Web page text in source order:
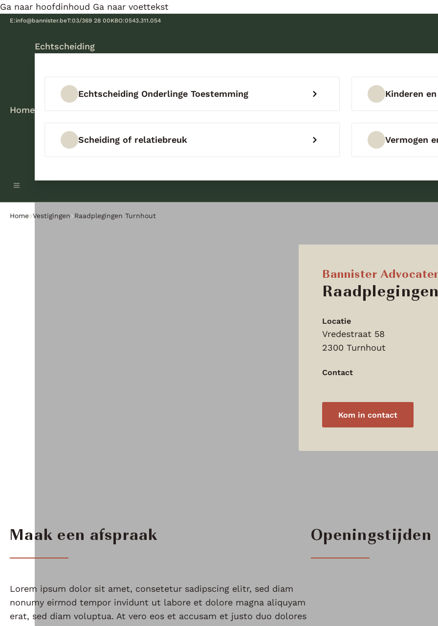
Ga naar hoofdinhoud Ga naar voettekst
E:info@bannister.beT:03/369 28 00KBO:0543.311.054
Home
Echtscheiding
Echtscheiding Onderlinge Toestemming Kinderen
Scheiding of relatiebreuk Vermogen
Home Vestigingen Raadplegingen Turnhout
Bannister
Locatie
Vredestraat 58
2300 Turnhout
Contact
Kom in contact
Maak een afspraak
Lorem ipsum dolor sit amet, consetetur sadipscing elitr, sed diam
nonumy eirmod tempor invidunt ut labore et dolore magna aliquyam
erat, sed diam voluptua. At vero eos et accusam et justo duo dolores
Openingstijden